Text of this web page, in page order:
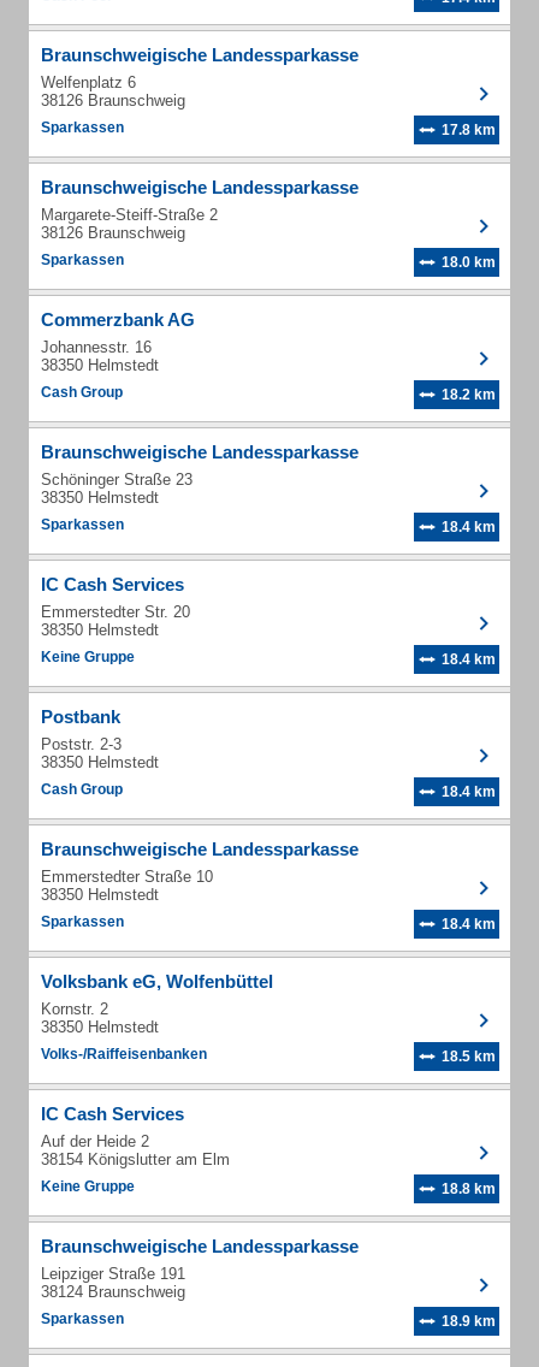
Braunschweigische Landessparkasse
Welfenplatz 6
38126 Braunschweig
Sparkassen 17.8 km
Braunschweigische Landessparkasse
Margarete-Steiff-Straße 2
38126 Braunschweig
Sparkassen 18.0 km
Commerzbank AG
Johannesstr. 16
38350 Helmstedt
Cash Group 18.2 km
Braunschweigische Landessparkasse
Schöninger Straße 23
38350 Helmstedt
Sparkassen 18.4 km
IC Cash Services
Emmerstedter Str. 20
38350 Helmstedt
Keine Gruppe 18.4 km
Postbank
Poststr. 2-3
38350 Helmstedt
Cash Group 18.4 km
Braunschweigische Landessparkasse
Emmerstedter Straße 10
38350 Helmstedt
Sparkassen 18.4 km
Volksbank eG, Wolfenbüttel
Kornstr. 2
38350 Helmstedt
Volks-/Raiffeisenbanken 18.5 km
IC Cash Services
Auf der Heide 2
38154 Königslutter am Elm
Keine Gruppe 18.8 km
Braunschweigische Landessparkasse
Leipziger Straße 191
38124 Braunschweig
Sparkassen 18.9 km